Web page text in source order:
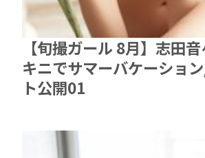
【旬撮ガール 8月】志田
キニでサマーバケーショ
ト公開01